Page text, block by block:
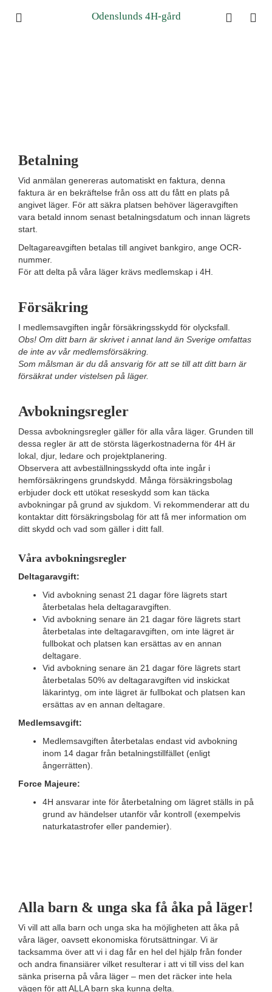
Odenslunds 4H-gård
Betalning
Vid anmälan genereras automatiskt en faktura, denna
faktura är en bekräftelse från oss att du fått en plats på
angivet läger. För att säkra platsen behöver lägeravgiften
vara betald innom senast betalningsdatum och innan lägrets
start.
Deltagareavgiften betalas till angivet bankgiro, ange OCR-
nummer.
För att delta på våra läger krävs medlemskap i 4H.
Försäkring
I medlemsavgiften ingår försäkringsskydd för olycksfall.
Obs! Om ditt barn är skrivet i annat land än Sverige omfattas
de inte av vår medlemsförsäkring.
Som målsman är du då ansvarig för att se till att ditt barn är
försäkrat under vistelsen på läger.
Avbokningsregler
Dessa avbokningsregler gäller för alla våra läger. Grunden till
dessa regler är att de största lägerkostnaderna för 4H är
lokal, djur, ledare och projektplanering.
Observera att avbeställningsskydd ofta inte ingår i
hemförsäkringens grundskydd. Många försäkringsbolag
erbjuder dock ett utökat reseskydd som kan täcka
avbokningar på grund av sjukdom. Vi rekommenderar att du
kontaktar ditt försäkringsbolag för att få mer information om
ditt skydd och vad som gäller i ditt fall.
Våra avbokningsregler
Deltagaravgift:
Vid avbokning senast 21 dagar före lägrets start
återbetalas hela deltagaravgiften.
Vid avbokning senare än 21 dagar före lägrets start
återbetalas inte deltagaravgiften, om inte lägret är
fullbokat och platsen kan ersättas av en annan
deltagare.
Vid avbokning senare än 21 dagar före lägrets start
återbetalas 50% av deltagaravgiften vid inskickat
läkarintyg, om inte lägret är fullbokat och platsen kan
ersättas av en annan deltagare.
Medlemsavgift:
Medlemsavgiften återbetalas endast vid avbokning
inom 14 dagar från betalningstillfället (enligt
ångerrätten).
Force Majeure:
4H ansvarar inte för återbetalning om lägret ställs in på
grund av händelser utanför vår kontroll (exempelvis
naturkatastrofer eller pandemier).
Alla barn & unga ska få åka på läger!
Vi vill att alla barn och unga ska ha möjligheten att åka på
våra läger, oavsett ekonomiska förutsättningar. Vi är
tacksamma över att vi i dag får en hel del hjälp från fonder
och andra finansiärer vilket resulterar i att vi till viss del kan
sänka priserna på våra läger – men det räcker inte hela
vägen för att ALLA barn ska kunna delta.